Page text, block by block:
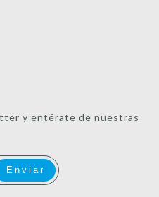
y entérate de nuestras